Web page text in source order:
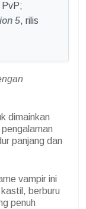
PvP;
5, rilis
dimainkan
panjang dan
vampir ini
berburu
penuh